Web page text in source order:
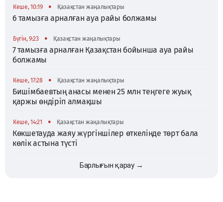
Кеше, 10:19 • Қазақстан жаңалықтары
6 тамызға арналған ауа райы болжамы
Бүгін, 9:23 • Қазақстан жаңалықтары
7 тамызға арналған Қазақстан бойынша ауа райы
болжамы
Кеше, 17:28 • Қазақстан жаңалықтары
Бишімбаевтың анасы менен 25 млн теңгеге жуық
қаржы өндіріп алмақшы
Кеше, 14:21 • Қазақстан жаңалықтары
Көкшетауда жаяу жүргіншілер өткелінде төрт бала
көлік астына түсті
Барлығын қарау →